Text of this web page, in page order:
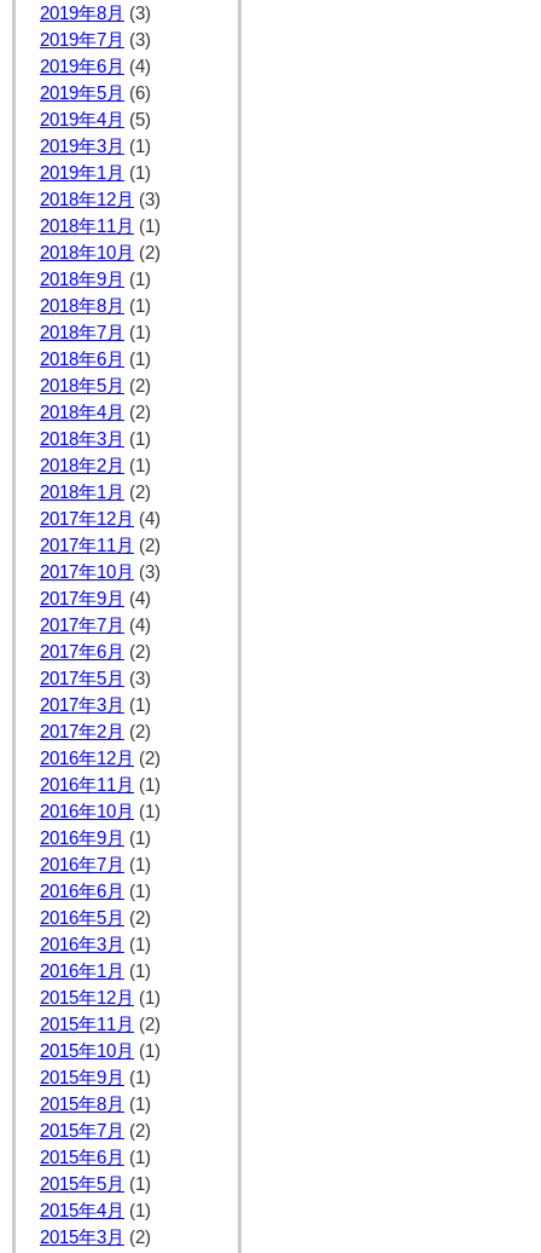
2019年8月 (3)
2019年7月 (3)
2019年6月 (4)
2019年5月 (6)
2019年4月 (5)
2019年3月 (1)
2019年1月 (1)
2018年12月 (3)
2018年11月 (1)
2018年10月 (2)
2018年9月 (1)
2018年8月 (1)
2018年7月 (1)
2018年6月 (1)
2018年5月 (2)
2018年4月 (2)
2018年3月 (1)
2018年2月 (1)
2018年1月 (2)
2017年12月 (4)
2017年11月 (2)
2017年10月 (3)
2017年9月 (4)
2017年7月 (4)
2017年6月 (2)
2017年5月 (3)
2017年3月 (1)
2017年2月 (2)
2016年12月 (2)
2016年11月 (1)
2016年10月 (1)
2016年9月 (1)
2016年7月 (1)
2016年6月 (1)
2016年5月 (2)
2016年3月 (1)
2016年1月 (1)
2015年12月 (1)
2015年11月 (2)
2015年10月 (1)
2015年9月 (1)
2015年8月 (1)
2015年7月 (2)
2015年6月 (1)
2015年5月 (1)
2015年4月 (1)
2015年3月 (2)